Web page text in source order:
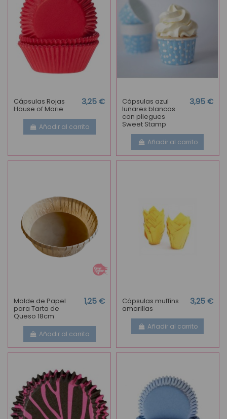
Cápsulas Rojas
House of Marie
3,25 €
Añadir al carrito
Cápsulas azul
lunares blancos
con pliegues
Sweet Stamp
3,95 €
Añadir al carrito
Molde de Papel
para Tarta de
Queso 18cm
1,25 €
Añadir al carrito
Cápsulas muffins
amarillas
3,25 €
Añadir al carrito